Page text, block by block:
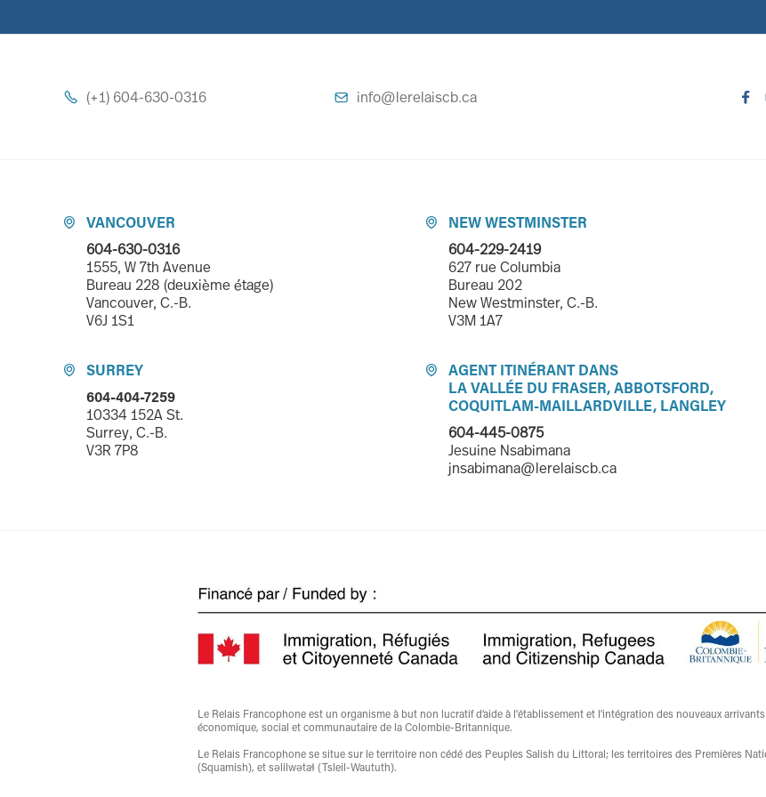
 (+1) 604-630-0316  info@lerelaiscb.ca 

VANCOUVER
604-630-0316
1555, W 7th Avenue
Bureau 228 (deuxième étage)
Vancouver, C.-B.
V6J 1S1

NEW WESTMINSTER
604-229-2419
627 rue Columbia
Bureau 202
New Westminster, C.-B.
V3M 1A7

SURREY
604-404-7259
10334 152A St.
Surrey, C.-B.
V3R 7P8

AGENT ITINÉRANT DANS
LA VALLÉE DU FRASER, ABBOTSFORD,
COQUITLAM-MAILLARDVILLE, LANGLEY
604-445-0875
Jesuine Nsabimana
jnsabimana@lerelaiscb.ca
Le Relais Francophone est un organisme à but non lucratif d’aide à l'établissement et l'intégration des nouveaux
économique, social et communautaire de la Colombie-Britannique.
Le Relais Francophone se situe sur le territoire non cédé des Peuples Salish du Littoral; les territoires des Premières
(Squamish), et səlilwətaɬ (Tsleil-Waututh).